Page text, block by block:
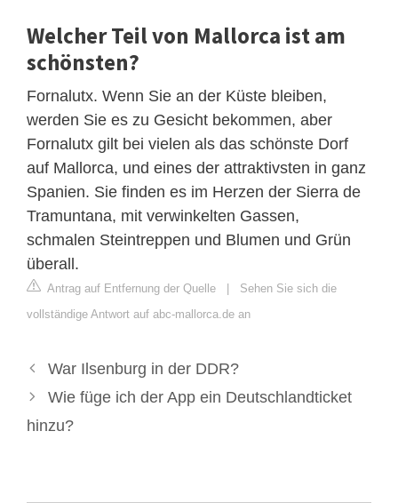
Welcher Teil von Mallorca ist am
schönsten?
Fornalutx. Wenn Sie an der Küste bleiben,
werden Sie es zu Gesicht bekommen, aber
Fornalutx gilt bei vielen als das schönste Dorf
auf Mallorca, und eines der attraktivsten in ganz
Spanien. Sie finden es im Herzen der Sierra de
Tramuntana, mit verwinkelten Gassen,
schmalen Steintreppen und Blumen und Grün
überall.
Antrag auf Entfernung der Quelle | Sehen Sie sich die
vollständige Antwort auf abc-mallorca.de an
War Ilsenburg in der DDR?
Wie füge ich der App ein Deutschlandticket
hinzu?